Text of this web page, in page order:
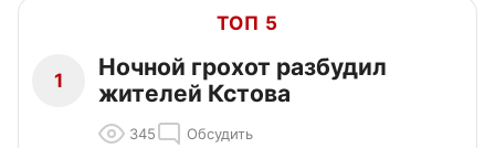
ТОП 5
1
Ночной грохот разбудил
жителей Кстова
345 Обсудить